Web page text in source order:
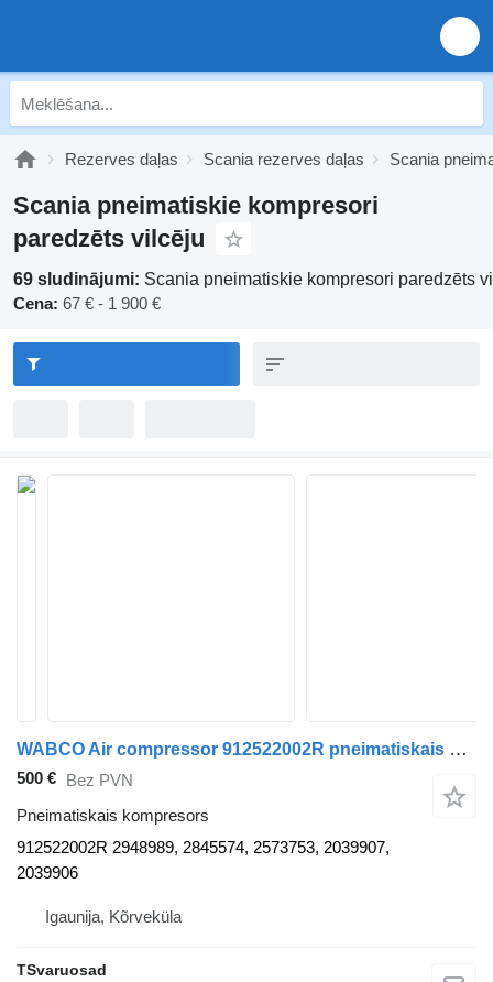
Rezerves daļas Scania rezerves daļas Scania
Scania pneimatiskie kompresori
paredzēts vilcēju
69 sludinājumi: Scania pneimatiskie kompresori paredzēts
Cena: 67 € - 1 900 €
WABCO Air compressor 912522002R pneimatiskais kompresors paredzēts Scania vilcēja
500 € Bez PVN
Pneimatiskais kompresors
912522002R 2948989, 2845574, 2573753, 2039907,
2039906
Igaunija, Kõrveküla
TSvaruosad